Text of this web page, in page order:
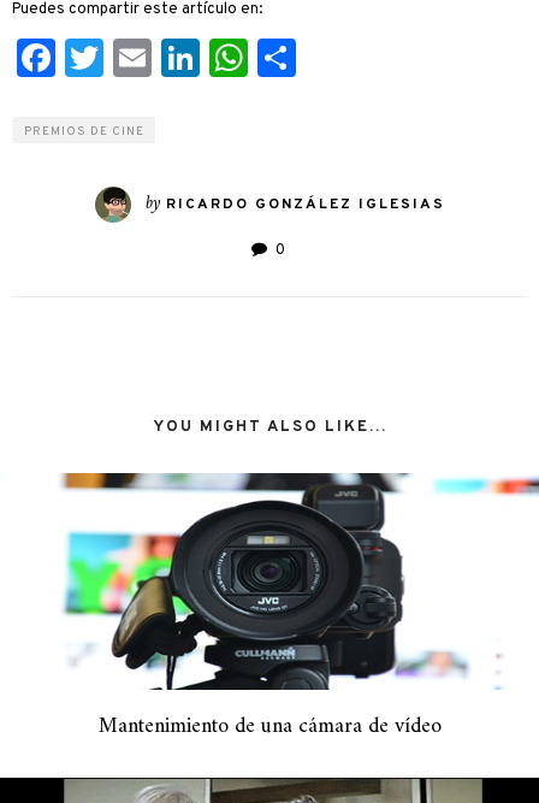
Puedes compartir este artículo en:
Facebook
Twitter
EmailLinkedIn
WhatsApp
PREMIOS DE CINE
by RICARDO GONZÁLEZ IGLESIAS
0
YOU MIGHT ALSO LIKE...
Mantenimiento de una cámara de vídeo